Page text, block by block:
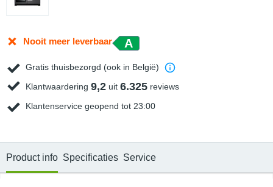
Nooit meer leverbaar A
Gratis thuisbezorgd (ook in België)
Klantwaardering 9,2 uit 6.325 reviews
Klantenservice geopend tot 23:00
Product info Specificaties Service